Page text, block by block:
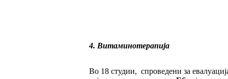
4. Витаминотерапија
Во 18 студии, спроведени за